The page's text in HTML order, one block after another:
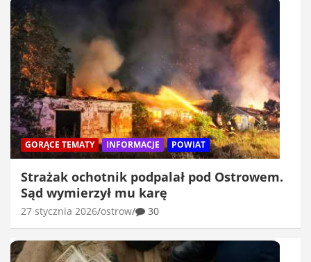
GORĄCE TEMATY INFORMACJE POWIAT
Strażak ochotnik podpalał pod Ostrowem.
Sąd wymierzył mu karę
27 stycznia 2026 ostrow 30